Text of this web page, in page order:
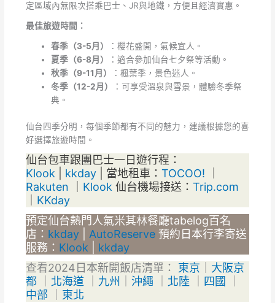
定區域內無限次搭乘巴士、JR與地鐵，方便且經濟實惠。
最佳旅遊時間：
春季（3-5月）
：櫻花盛開，氣候宜人。
夏季（6-8月）
：適合參加仙台七夕祭等活動。
秋季（9-11月）
：楓葉季，景色迷人。
冬季（12-2月）
：可享受溫泉與雪景，體驗冬季祭
典。
仙台四季分明，每個季節都有不同的魅力，建議根據您的喜
好選擇旅遊時間。
仙台包車跟團巴士一日遊行程：
Klook
kkday| 當地租車： TOCOO!
Rakuten
Klook 仙台機場接送： Trip.com
KKday
預定仙台熱門人氣米其林餐廳tabelog百名
店： kkday| AutoReserve預約日本行李寄送
服務： Klook
kkday
查看2024日本新開飯店清單： 東京
大阪京
都｜ 北海道 九州 沖繩 北陸｜ 四國
中部
東北